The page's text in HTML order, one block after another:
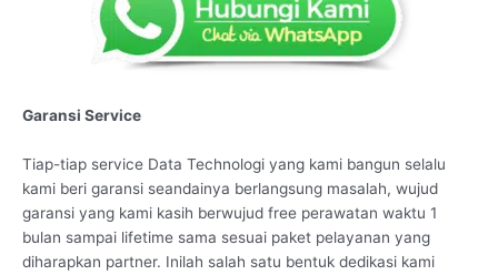
Garansi Service
Tiap-tiap service Data Technologi yang kami bangun selalu
kami beri garansi seandainya berlangsung masalah, wujud
garansi yang kami kasih berwujud free perawatan waktu 1
bulan sampai lifetime sama sesuai paket pelayanan yang
diharapkan partner. Inilah salah satu bentuk dedikasi kami